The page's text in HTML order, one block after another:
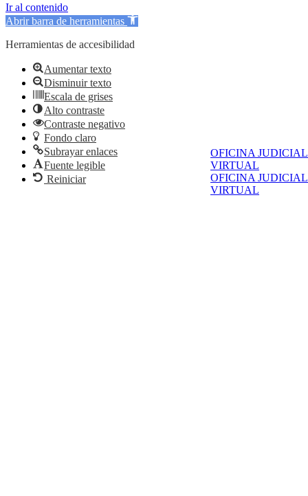
OFICINA JUDICIAL
VIRTUAL
OFICINA JUDICIAL
VIRTUAL
Ir al contenido
Abrir barra de herramientas
Herramientas de accesibilidad
Aumentar texto
Disminuir texto
Escala de grises
Alto contraste
Contraste negativo
Fondo claro
Subrayar enlaces
Fuente legible
Reiniciar